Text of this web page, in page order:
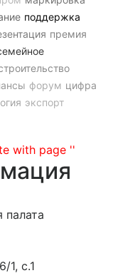
поддержка
премия
форум цифра
экспорт
with page ''
1, c.1